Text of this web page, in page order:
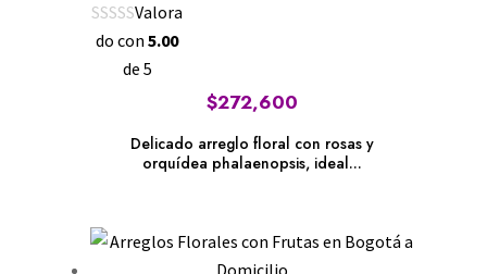
Valora
do con5.00
de 5
$272,600
Delicado arreglo floral con rosas y
orquídea phalaenopsis, ideal...